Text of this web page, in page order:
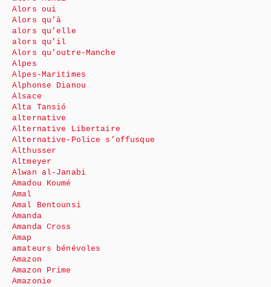
Alors oui
Alors qu’à
alors qu’elle
alors qu’il
Alors qu’outre-Manche
Alpes
Alpes-Maritimes
Alphonse Dianou
Alsace
Alta Tansió
alternative
Alternative Libertaire
Alternative-Police s’offusque
Althusser
Altmeyer
Alwan al-Janabi
Amadou Koumé
Amal
Amal Bentounsi
Amanda
Amanda Cross
Amap
amateurs bénévoles
Amazon
Amazon Prime
Amazonie